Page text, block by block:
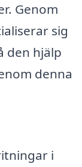
Genom
sig
den hjälp
denna
i